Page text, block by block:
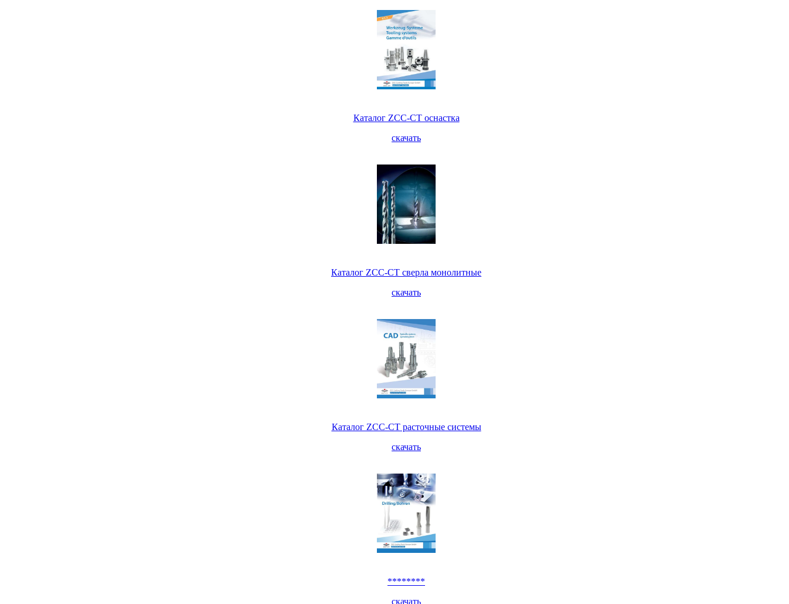
Каталог ZCC-CT оснастка
скачать
Каталог ZCC-CT сверла монолитные
скачать
Каталог ZCC-CT расточные системы
скачать
********
скачать